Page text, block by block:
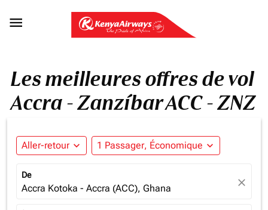

Les meilleures offres de vol
Accra - Zanzíbar ACC - ZNZ
Aller-retour expand_more 1 Passager, Économique expand_more
De
Accra Kotoka - Accra (ACC), Ghana close